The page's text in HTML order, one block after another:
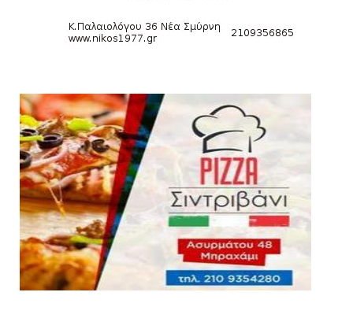
Πανιώνια Εκπομπή: Έπεσε η αυλαία της
ΕΠΙΚΑΙΡΟΤΗΤΑ
LIVE η Πανιώνια Εκπομπή!
August 03, 2026